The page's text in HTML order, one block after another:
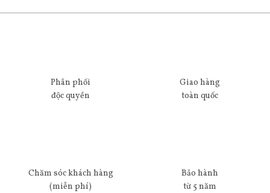
Phân phối
độc quyền
Giao hàng
toàn quốc
Chăm sóc khách hàng
(miễn phí)
Bảo hành
từ 5 năm